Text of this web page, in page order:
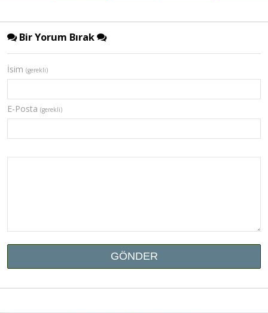
Bir Yorum Bırak
İsim (gerekli)
E-Posta (gerekli)